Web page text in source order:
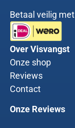
Betaal veilig met
Over Visvangst
Onze shop
Reviews
Contact
Onze Reviews